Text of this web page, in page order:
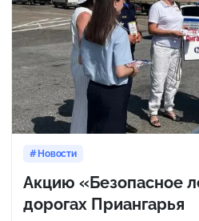
Новости
Акцию «Безопасное
дорогах Приангарья